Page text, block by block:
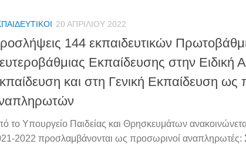
20 ΑΠΡΙΛΊΟΥ 2022
144 εκπαιδευτικών
Εκπαίδευσης στην Ειδική
και στη Γενική Εκπαίδευση
το Υπουργείο Παιδείας και Θρησκευμάτων ανακοινώνεται
2022 προσλαμβάνονται ως προσωρινοί αναπληρωτές: